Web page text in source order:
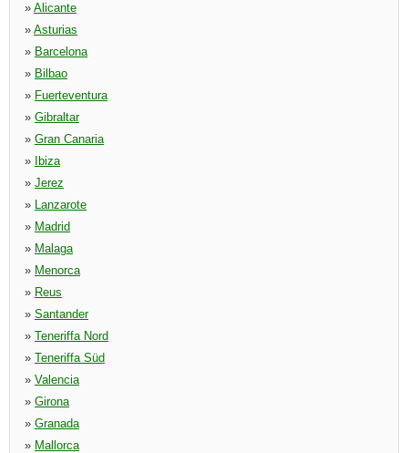
» Alicante
» Asturias
» Barcelona
» Bilbao
» Fuerteventura
» Gibraltar
» Gran Canaria
»
Ibiza
» Jerez
» Lanzarote
» Madrid
» Malaga
» Menorca
» Reus
» Santander
» Teneriffa Nord
» Teneriffa Süd
» Valencia
» Girona
» Granada
» Mallorca